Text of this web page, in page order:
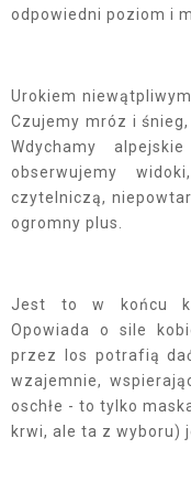
odpowiedni poziom i
Urokiem
Czujemy mróz i
Wdychamy
obserwujemy
czytelniczą,
ogromny plus.
Jest to w końcu
Opowiada o sile
przez los potrafią
wzajemnie,
oschłe - to tylko
krwi, ale ta z wyboru)